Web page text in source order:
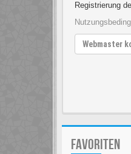
Registrierung
Webmaster
FAVORITEN